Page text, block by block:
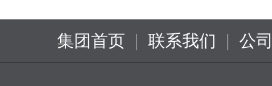
集团首页 | 联系我们 | 公